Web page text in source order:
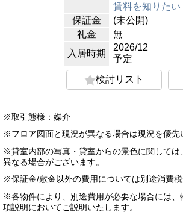
賃料を知りたい
保証金
(未公開)
礼金
無
入居時期
2026/12
予定
検討リスト
※取引態様：媒介
※フロア図面と現況が異なる場合は現況を優先
※貸室内部の写真・貸室からの景色に関しては
異なる場合がございます。
※保証金/敷金以外の費用については別途消費税
※各物件により、別途費用が必要な場合には、
項説明においてご説明いたします。